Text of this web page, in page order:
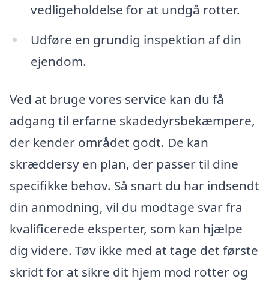
vedligeholdelse for at undgå rotter.
Udføre en grundig inspektion af din
ejendom.
Ved at bruge vores service kan du få
adgang til erfarne skadedyrsbekæmpere,
der kender området godt. De kan
skræddersy en plan, der passer til dine
specifikke behov. Så snart du har indsendt
din anmodning, vil du modtage svar fra
kvalificerede eksperter, som kan hjælpe
dig videre. Tøv ikke med at tage det første
skridt for at sikre dit hjem mod rotter og